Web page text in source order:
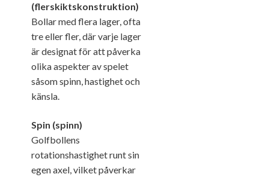
(flerskiktskonstruktion)
Bollar med flera lager, ofta
tre eller fler, där varje lager
är designat för att påverka
olika aspekter av spelet
såsom spinn, hastighet och
känsla.
Spin (spinn)
Golfbollens
rotationshastighet runt sin
egen axel, vilket påverkar